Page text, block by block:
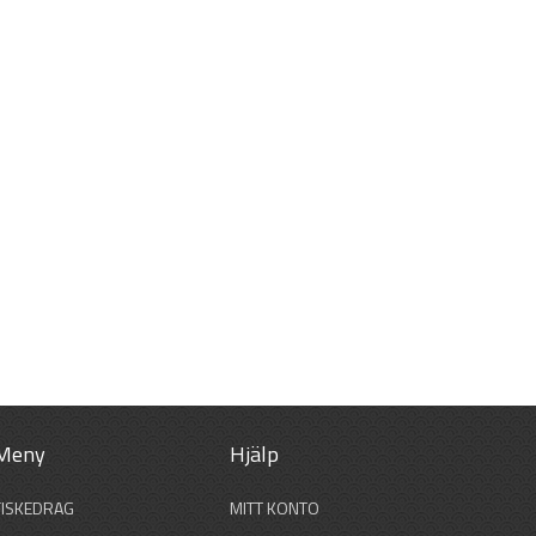
Hjälp
MITT KONTO